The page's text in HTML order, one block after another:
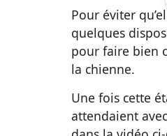
Pour éviter
quelques
pour faire bien
la chienne.
Une fois cette
attendaient